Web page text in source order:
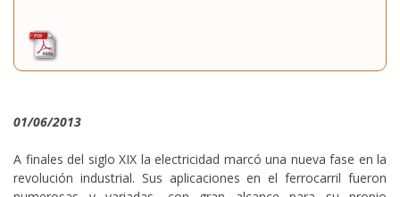
01/06/2013
A finales del siglo XIX la electricidad marcó una nueva fase en la
revolución industrial. Sus aplicaciones en el ferrocarril fueron